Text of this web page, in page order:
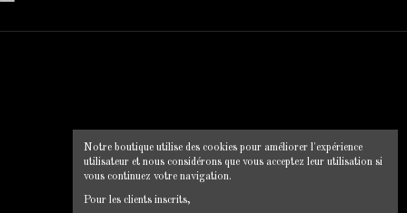
Clip Chic
12 rue du pont, 22130 Plancoet
Notre boutique utilise des cookies pour améliorer l'expérience
utilisateur et nous considérons que vous acceptez leur utilisation si
vous continuez votre navigation.
Pour les clients inscrits,